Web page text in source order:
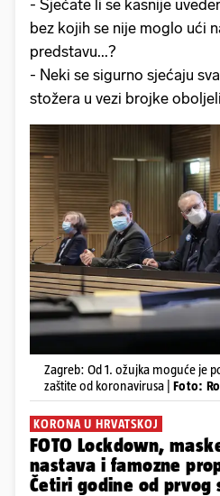
- Sjećate li se kasnije
bez kojih se nije moglo ući
predstavu...?
- Neki se sigurno sjećaju
stožera u vezi brojke
Zagreb: Od 1. ožujka moguće je
zaštite od koronavirusa | Foto:
KORONA U HRVATSKOJ
FOTO Lockdown,
nastava i famozne
Četiri godine od prvog